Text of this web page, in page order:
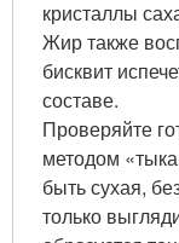
кристаллы
Жир также
бисквит
составе.
Проверяйте
методом
быть сухая,
только